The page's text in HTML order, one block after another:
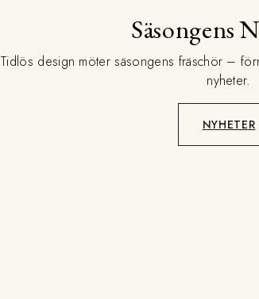
Säsongens
Tidlös design möter säsongens fräschör –
nyheter.
NYHETER